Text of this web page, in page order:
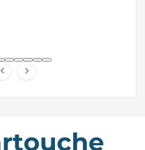
 